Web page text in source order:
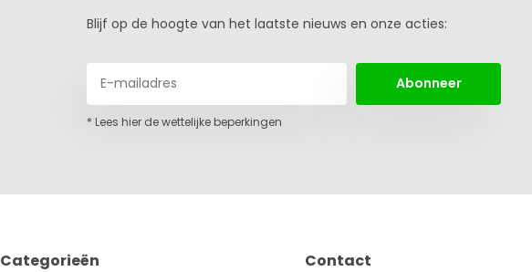
Blijf op de hoogte van het laatste nieuws en onze acties:
Abonneer
* Lees hier de wettelijke beperkingen
Categorieën Contact